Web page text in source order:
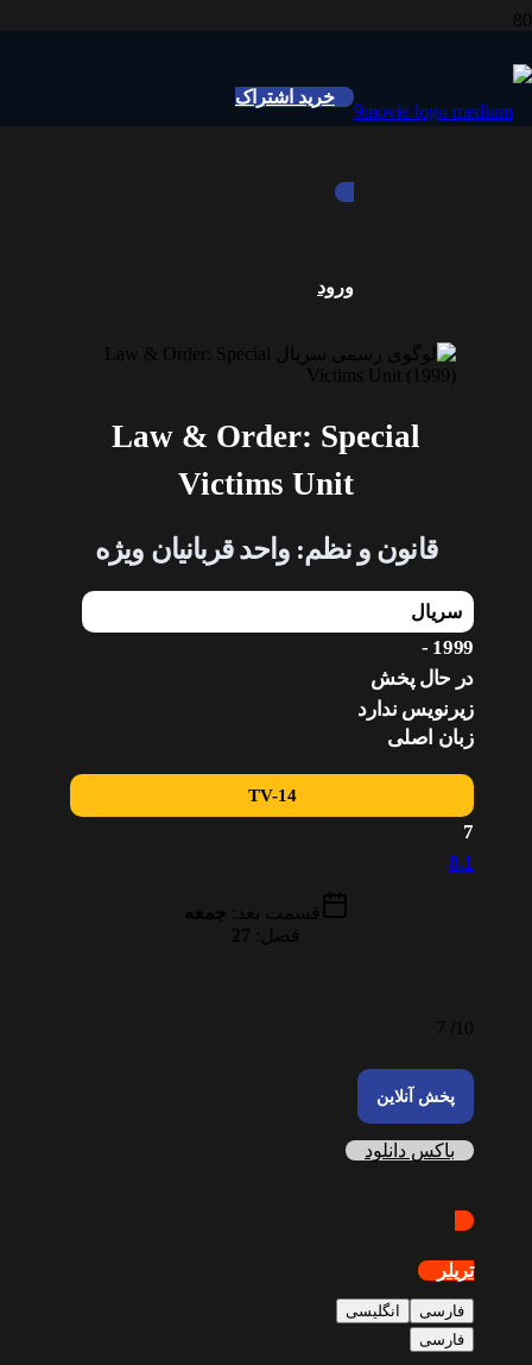
خرید اشتراک
ورود
Law & Order: Special
Victims Unit
قانون و نظم: واحد قربانیان ویژه
سریال
1999 -
در حال پخش
زیرنویس ندارد
زبان اصلی
TV-14
7
8.1
قسمت بعد:
جمعه
فصل:
27
10/
7
پخش آنلاین
باکس دانلود
تریلر
فارسی
انگلیسی
فارسی